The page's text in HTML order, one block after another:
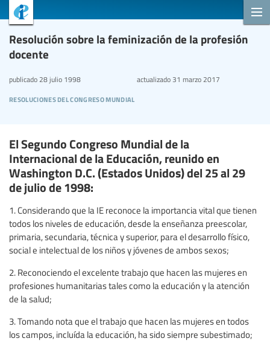
Resolución sobre la feminización de la profesión
docente
resoluciones del congreso mundial
publicado 28 julio 1998 actualizado31 marzo 2017
El Segundo Congreso Mundial de la
Internacional de la Educación, reunido en
Washington D.C. (Estados Unidos) del 25 al 29
de julio de 1998:
1. Considerando que la IE reconoce la importancia vital que tienen
todos los niveles de educación, desde la enseñanza preescolar,
primaria, secundaria, técnica y superior, para el desarrollo físico,
social e intelectual de los niños y jóvenes de ambos sexos;
2. Reconociendo el excelente trabajo que hacen las mujeres en
profesiones humanitarias tales como la educación y la atención
de la salud;
3. Tomando nota que el trabajo que hacen las mujeres en todos
los campos, incluída la educación, ha sido siempre subestimado;